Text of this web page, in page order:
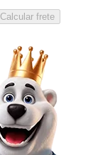
Calcular frete